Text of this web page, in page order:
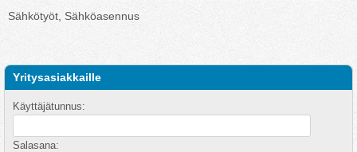
Sähkötyöt, Sähköasennus
Yritysasiakkaille
Käyttäjätunnus:
Salasana: